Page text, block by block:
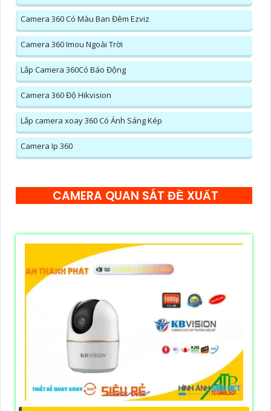
Camera 360 Có Màu Ban Đêm Ezviz
Camera 360 Imou Ngoài Trời
Lắp Camera 360Có Báo Động
Camera 360 Độ Hikvision
Lắp camera xoay 360 Có Ánh Sáng Kép
Camera Ip 360
CAMERA QUAN SÁT ĐỀ XUẤT